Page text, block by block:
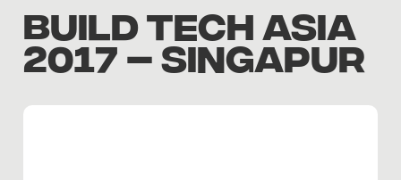
BUILD TECH ASIA
2017 – SINGAPUR